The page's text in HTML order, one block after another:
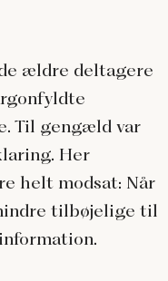
ældre deltagere
Til gengæld var
Her
helt modsat: Når
tilbøjelige til